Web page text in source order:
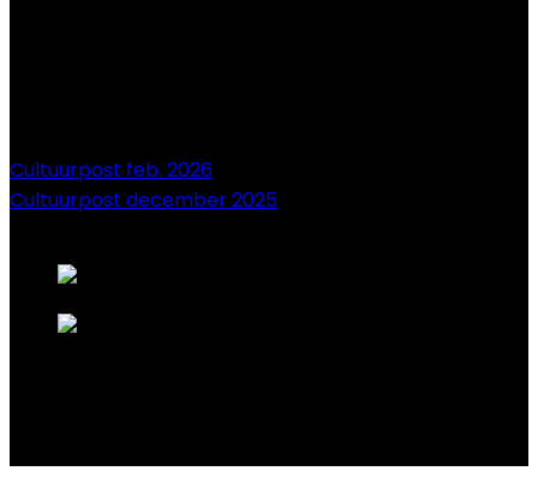
Cultuurpost feb. 2026
Cultuurpost december 2025